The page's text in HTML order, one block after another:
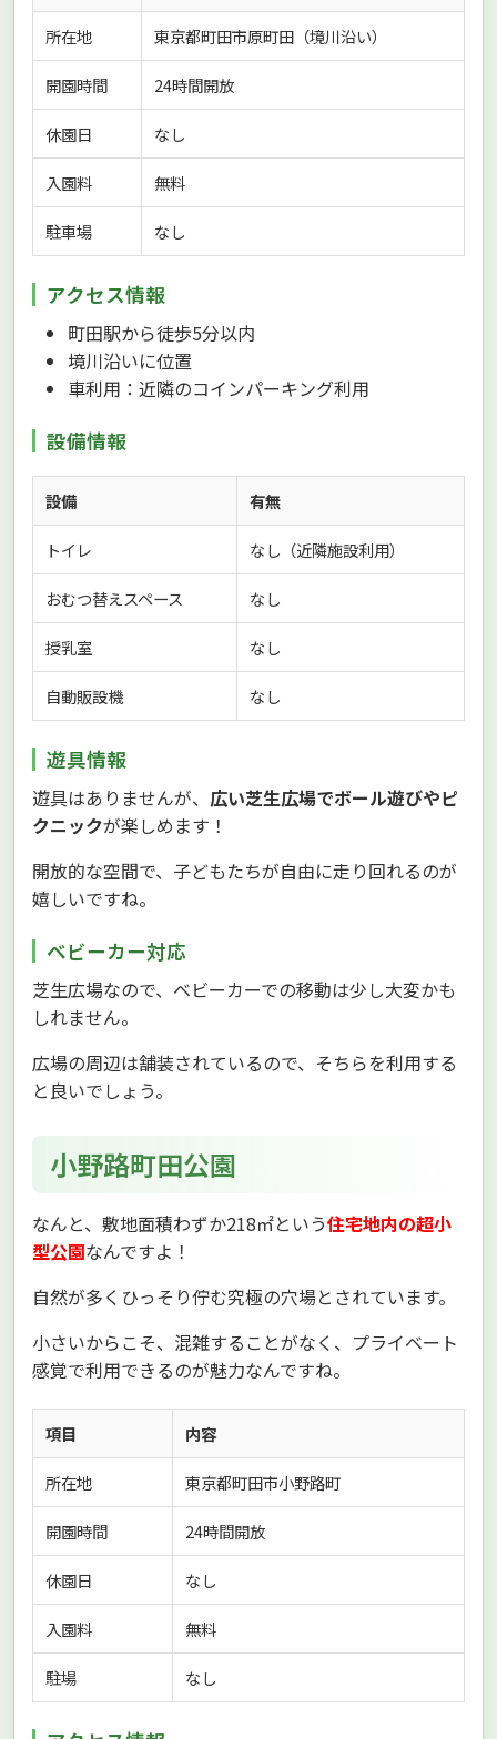
所在地 東京都町田市原町田（境川沿い）
開園時間 24時間開放
休園日 なし
入園料 無料
駐車場 なし
アクセス情報
町田駅から徒歩5分以内
境川沿いに位置
車利用：近隣のコインパーキング利用
設備情報
設備 有無
トイレ なし（近隣施設利用）
おむつ替えスペース なし
授乳室 なし
自動販設機 なし
遊具情報
遊具はありませんが、 広い芝生広場でボール遊びやピ
クニックが楽しめます！
開放的な空間で、子どもたちが自由に走り回れるのが
嬉しいですね。
ベビーカー対応
芝生広場なので、ベビーカーでの移動は少し大変かも
しれません。
広場の周辺は舗装されているので、そちらを利用する
と良いでしょう。
小野路町田公園
なんと、敷地面積わずか218㎡という住宅地内の超小
型公園なんですよ！
自然が多くひっそり佇む究極の穴場とされています。
小さいからこそ、混雑することがなく、プライベート
感覚で利用できるのが魅力なんですね。
項目 内容
所在地 東京都町田市小野路町
開園時間 24時間開放
休園日 なし
入園料 無料
駐場 なし